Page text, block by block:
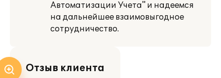
Автоматизации Учета" и надеемся
на дальнейшее взаимовыгодное
сотрудничество.
Отзыв клиента